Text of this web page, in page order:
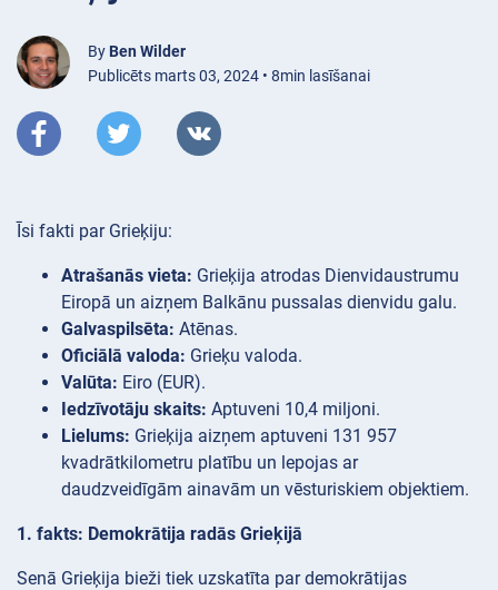
By Ben Wilder
Publicēts marts 03, 2024 • 8min lasīšanai
Īsi fakti par Grieķiju:
Atrašanās vieta: Grieķija atrodas Dienvidaustrumu
Eiropā un aizņem Balkānu pussalas dienvidu galu.
Galvaspilsēta: Atēnas.
Oficiālā valoda: Grieķu valoda.
Valūta: Eiro (EUR).
Iedzīvotāju skaits: Aptuveni 10,4 miljoni.
Lielums: Grieķija aizņem aptuveni 131 957
kvadrātkilometru platību un lepojas ar
daudzveidīgām ainavām un vēsturiskiem objektiem.
1. fakts: Demokrātija radās Grieķijā
Senā Grieķija bieži tiek uzskatīta par demokrātijas